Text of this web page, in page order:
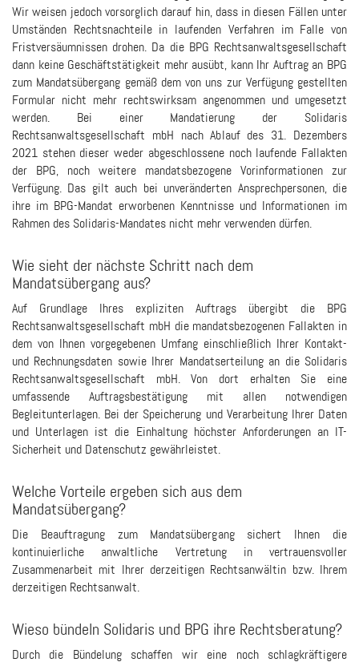
Wir weisen jedoch vorsorglich darauf hin, dass in diesen Fällen unter
Umständen Rechtsnachteile in laufenden Verfahren im Falle von
Fristversäumnissen drohen. Da die BPG Rechtsanwaltsgesellschaft
dann keine Geschäftstätigkeit mehr ausübt, kann Ihr Auftrag an BPG
zum Mandatsübergang gemäß dem von uns zur Verfügung gestellten
Formular nicht mehr rechtswirksam angenommen und umgesetzt
werden. Bei einer Mandatierung der Solidaris
Rechtsanwaltsgesellschaft mbH nach Ablauf des 31. Dezembers
2021 stehen dieser weder abgeschlossene noch laufende Fallakten
der BPG, noch weitere mandatsbezogene Vorinformationen zur
Verfügung. Das gilt auch bei unveränderten Ansprechpersonen, die
ihre im BPG-Mandat erworbenen Kenntnisse und Informationen im
Rahmen des Solidaris-Mandates nicht mehr verwenden dürfen.
Wie sieht der nächste Schritt nach dem
Mandatsübergang aus?
Auf Grundlage Ihres expliziten Auftrags übergibt die BPG
Rechtsanwaltsgesellschaft mbH die mandatsbezogenen Fallakten in
dem von Ihnen vorgegebenen Umfang einschließlich Ihrer Kontakt-
und Rechnungsdaten sowie Ihrer Mandatserteilung an die Solidaris
Rechtsanwaltsgesellschaft mbH. Von dort erhalten Sie eine
umfassende Auftragsbestätigung mit allen notwendigen
Begleitunterlagen. Bei der Speicherung und Verarbeitung Ihrer Daten
und Unterlagen ist die Einhaltung höchster Anforderungen an IT-
Sicherheit und Datenschutz gewährleistet.
Welche Vorteile ergeben sich aus dem
Mandatsübergang?
Die Beauftragung zum Mandatsübergang sichert Ihnen die
kontinuierliche anwaltliche Vertretung in vertrauensvoller
Zusammenarbeit mit Ihrer derzeitigen Rechtsanwältin bzw. Ihrem
derzeitigen Rechtsanwalt.
Wieso bündeln Solidaris und BPG ihre Rechtsberatung?
Durch die Bündelung schaffen wir eine noch schlagkräftigere